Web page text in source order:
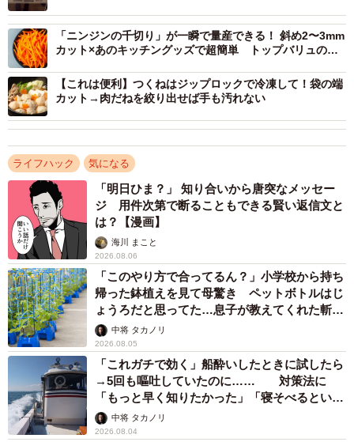
「ニンジンの千切り」が一瞬で量産できる！ 斜め2〜3mm
カット×あのキッチングッズで超簡単 トップバリュの時
【これは便利】つくねはジップロックで冷凍して！袋の端
カット→肉だねを絞り出せば手も汚れない
ライフハック 気になる
「明日ひま？」 知り合いから唐突なメッセー
ジ 用件次第で断ることもできる賢い返信文と
は？【漫画】
海川 まこと
2026.08.06
「このやり方で合ってるん？」小学校から持ち
帰った鉢植えを見て母驚き ペットボトルはじ
ょうろだと思ってた…息子が教えてくれた斬新
な水やりとは
中将 タカノリ
2026.08.05
「これガチで効く」船酔いしたときに試したら
→5回も嘔吐していたのに…… 対策法に
「もっと早く知りたかった」「寝そべるといい
らしい」
中将 タカノリ
2026.08.04